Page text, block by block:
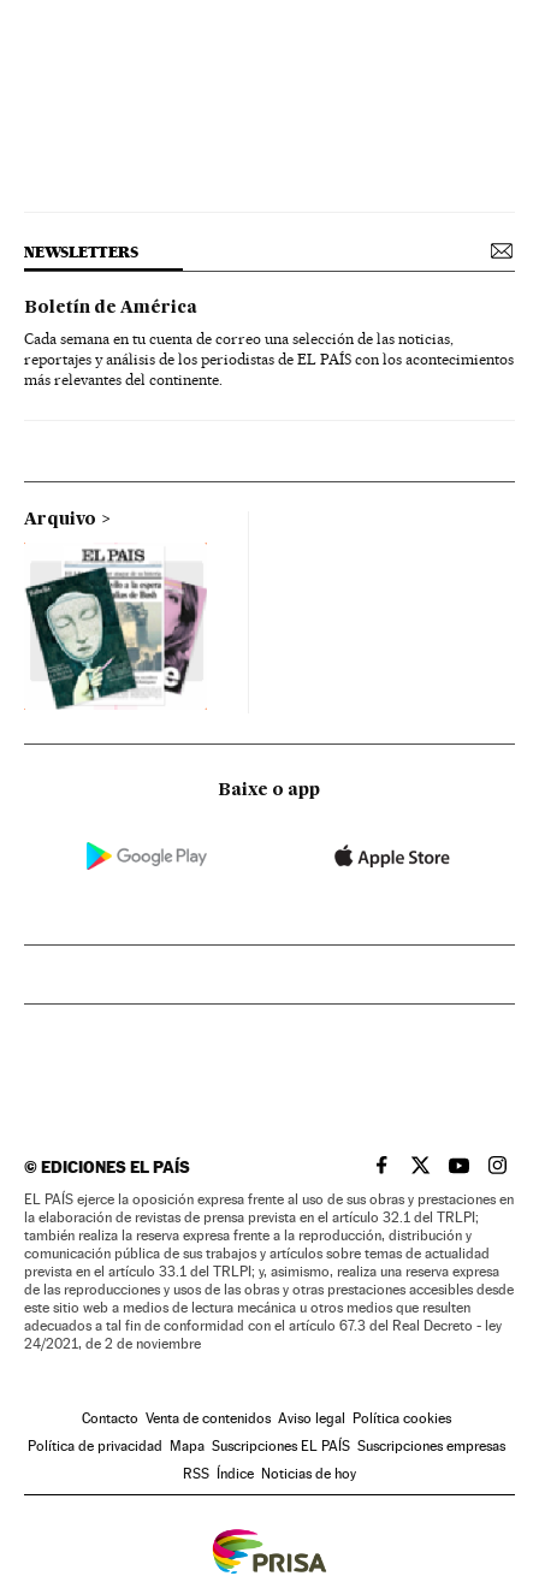
NEWSLETTERS
Boletín de América
Cada semana en tu cuenta de correo una selección de las noticias,
reportajes y análisis de los periodistas de EL PAÍS con los acontecimientos
más relevantes del continente.
Arquivo
Baixe o app
©EDICIONES EL PAÍS EL PAÍS BRASIL EN
EL PAÍSEL PAÍS
EL
EL PAÍS ejerce la oposición expresa frente al uso de sus obras y prestaciones en
la elaboración de revistas de prensa prevista en el artículo 32.1 del TRLPI;
también realiza la reserva expresa frente a la reproducción, distribución y
comunicación pública de sus trabajos y artículos sobre temas de actualidad
prevista en el artículo 33.1 del TRLPI; y, asimismo, realiza una reserva expresa
de las reproducciones y usos de las obras y otras prestaciones accesibles desde
este sitio web a medios de lectura mecánica u otros medios que resulten
adecuados a tal fin de conformidad con el artículo 67.3 del Real Decreto - ley
24/2021, de 2 de noviembre
Contacto Venta de contenidos Aviso legal
Política cookies
Política de privacidad
Mapa Suscripciones EL PAÍS Suscripciones empresas
RSS
Índice Noticias de hoy